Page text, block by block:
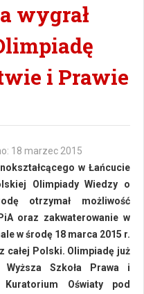
wygrał
i Prawie
18 marzec 2015
w Łańcucie
Olimpiady Wiedzy o
otrzymał możliwość
oraz zakwaterowanie w
w środę 18 marca 2015 r.
całej Polski. Olimpiadę już
Szkoła Prawa i
Oświaty pod